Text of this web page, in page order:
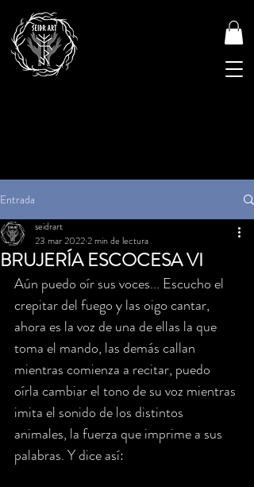
Entrada
BRUJERÍA ESCOCESA VI
seidrart
23 mar 20222 min de lectura
Aún puedo oír sus voces... Escucho el
crepitar del fuego y las oigo cantar,
ahora es la voz de una de ellas la que
toma el mando, las demás callan
mientras comienza a recitar, puedo
oírla cambiar el tono de su voz mientras
imita el sonido de los distintos
animales, la fuerza que imprime a sus
palabras. Y dice así: